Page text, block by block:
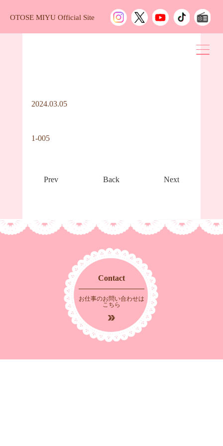
OTOSE MIYU Official Site
2024.03.05
1-005
Prev Back Next
Contact
お仕事のお問い合わせは
こちら